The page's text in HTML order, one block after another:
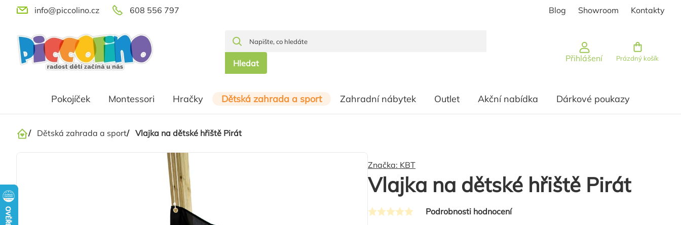
Přejít
obsah
608 556 797
info@piccolino.cz Blog Showroom Kontakty
Hledat Přihlášení Nákupní košík
Prázdný košík
Pokojíček Montessori Hračky Dětská zahrada a sport Zahradní nábytek Outlet Akční nabídka Dárkové poukazy
Domů
/ Dětská zahrada a sport/ Vlajka na dětské hřiště Pirát
Vlajka na dětské hřiště Pirát
Průměrné
Podrobnosti hodnocení
Značka: KBT